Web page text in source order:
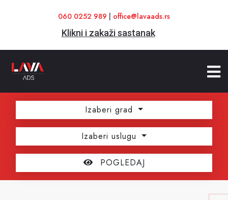
060 0252 989 office@lavaads.rs
Klikni i zakaži sastanak
Izaberi grad
Izaberi uslugu
POGLEDAJ